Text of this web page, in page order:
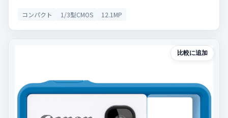
コンパクト 1/3型CMOS 12.1MP
比較に追加